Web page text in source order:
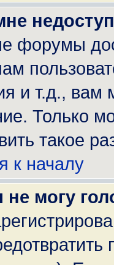
форумы
и т.д., вам
Только
такое
к началу
не могу